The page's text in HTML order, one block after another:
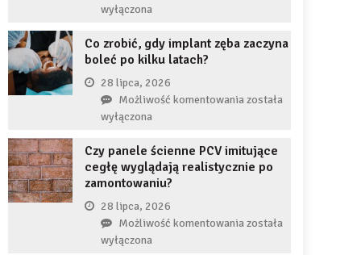
autorytet
zwiększyć
wyłączona
Co zrobić, gdy implant zęba zaczyna
boleć po kilku latach?
28 lipca, 2026
Możliwość komentowaniaCo
implant
zęba
została
wyłączona
Czy panele ścienne PCV imitujące
cegłę wyglądają realistycznie po
zamontowaniu?
28 lipca, 2026
Możliwość komentowaniaCzy
została
wyłączona